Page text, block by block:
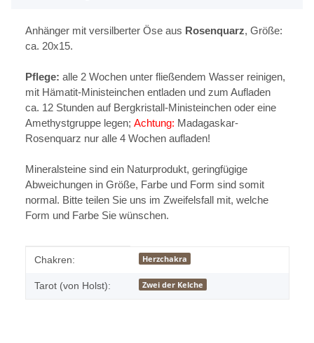
Anhänger mit versilberter Öse aus Rosenquarz, Größe:
ca. 20x15.
Pflege: alle 2 Wochen unter fließendem Wasser reinigen,
mit Hämatit-Ministeinchen entladen und zum Aufladen
ca. 12 Stunden auf Bergkristall-Ministeinchen oder eine
Amethystgruppe legen; Achtung: Madagaskar-
Rosenquarz nur alle 4 Wochen aufladen!
Mineralsteine sind ein Naturprodukt, geringfügige
Abweichungen in Größe, Farbe und Form sind somit
normal. Bitte teilen Sie uns im Zweifelsfall mit, welche
Form und Farbe Sie wünschen.
Produkteigenschaft
Wert
Chakren: Herzchakra
Tarot (von Holst): Zwei der Kelche